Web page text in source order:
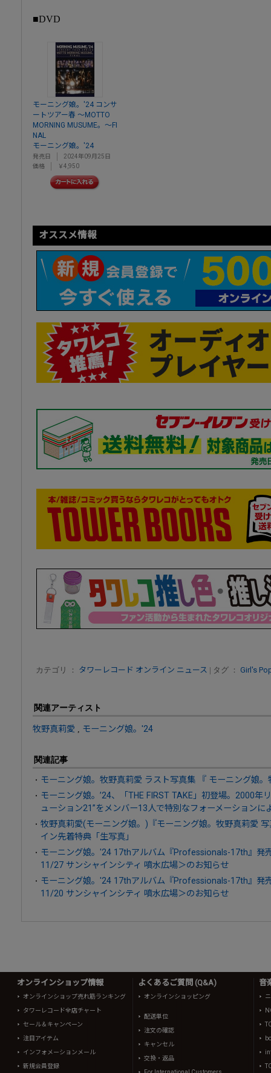
■DVD
モーニング娘。'24 コンサ
ートツアー春 ～MOTTO
MORNING MUSUME。～FI
NAL
モーニング娘。'24
発売日
2024年09月25日
価格
￥4,950
オススメ情報
カテゴリ ： タワーレコード オンライン ニュース | タグ ： Girl's
関連アーティスト
牧野真莉愛 モーニング娘。'24
関連記事
モーニング娘。牧野真莉愛 ラスト写真集 『 モーニング娘
モーニング娘。’24、「THE FIRST TAKE」初登場。2000年
ューション21”をメンバー13人で特別なフォーメーションに
牧野真莉愛(モーニング娘。)『モーニング娘。牧野真莉愛
イン先着特典「生写真」
モーニング娘。'24 17thアルバム『Professionals-17th』発
11/27 サンシャインシティ 噴水広場＞のお知らせ
モーニング娘。'24 17thアルバム『Professionals-17th』発
11/20 サンシャインシティ 噴水広場＞のお知らせ
オンラインショップ情報
オンラインショップ売れ筋ランキング
タワーレコード全店チャート
セール＆キャンペーン
注目アイテム
インフォメーションメール
新規会員登録
よくあるご質問 (Q&A)
オンラインショッピング
配送単位
注文の確認
キャンセル
交換・返品
音